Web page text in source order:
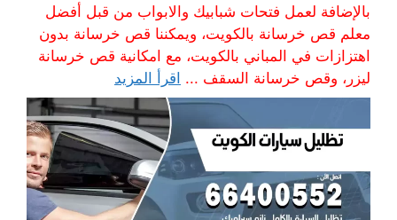
بالإضافة لعمل فتحات شبابيك والابواب من قبل أفضل
معلم قص خرسانة بالكويت، ويمكننا قص خرسانة بدون
اهتزازات في المباني بالكويت، مع امكانية قص خرسانة
ليزر، وقص خرسانة السقف ... اقرأ المزيد